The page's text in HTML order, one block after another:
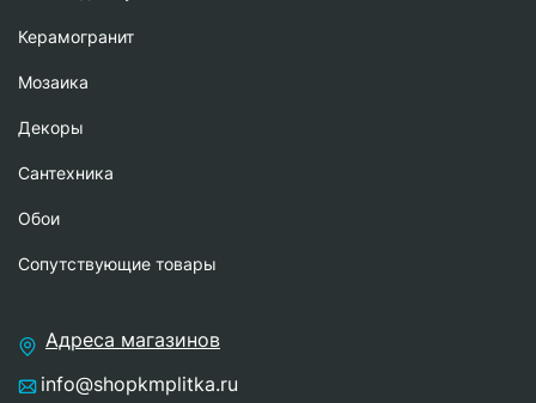
Керамогранит
Мозаика
Декоры
Сантехника
Обои
Сопутствующие товары
Адреса магазинов
info@shopkmplitka.ru